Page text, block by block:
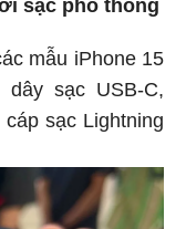
mẫu iPhone 15
sạc USB-C,
sạc Lightning